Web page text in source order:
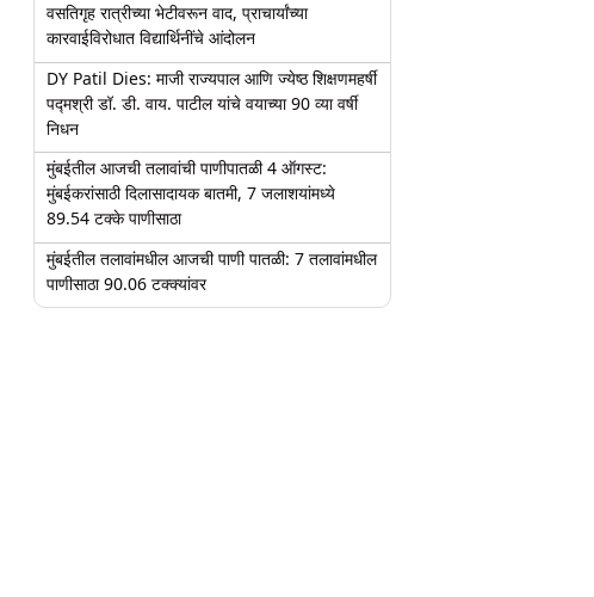
वसतिगृह रात्रीच्या भेटीवरून वाद, प्राचार्यांच्या
कारवाईविरोधात विद्यार्थिनींचे आंदोलन
DY Patil Dies: माजी राज्यपाल आणि ज्येष्ठ शिक्षणमहर्षी
पद्मश्री डॉ. डी. वाय. पाटील यांचे वयाच्या 90 व्या वर्षी
निधन
मुंबईतील आजची तलावांची पाणीपातळी 4 ऑगस्ट:
मुंबईकरांसाठी दिलासादायक बातमी, 7 जलाशयांमध्ये
89.54 टक्के पाणीसाठा
मुंबईतील तलावांमधील आजची पाणी पातळी: 7 तलावांमधील
पाणीसाठा 90.06 टक्क्यांवर